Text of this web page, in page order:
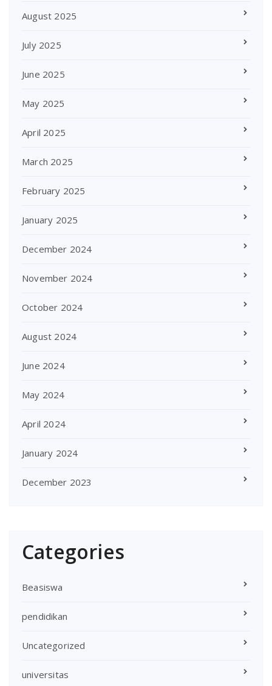
August 2025
July 2025
June 2025
May 2025
April 2025
March 2025
February 2025
January 2025
December 2024
November 2024
October 2024
August 2024
June 2024
May 2024
April 2024
January 2024
December 2023
Categories
Beasiswa
pendidikan
Uncategorized
universitas